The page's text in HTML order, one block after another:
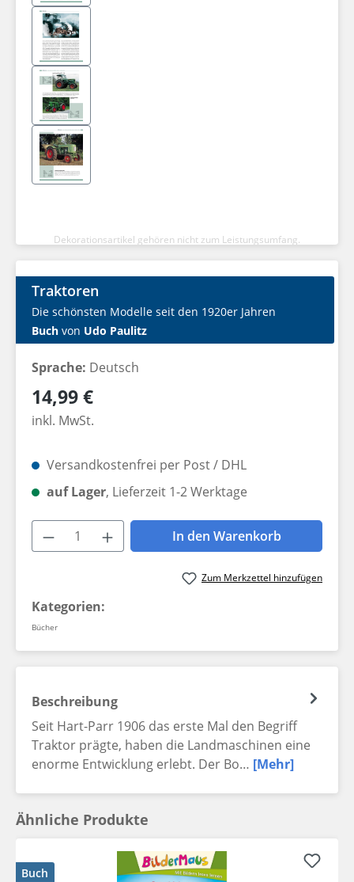
Dekorationsartikel gehören nicht zum Leistungsumfang.
Traktoren
Die schönsten Modelle seit den 1920er Jahren
Buch von Udo Paulitz
Sprache: Deutsch
Regulärer Preis:
14,99 €
inkl. MwSt.
Versandkostenfrei per Post / DHL
auf Lager, Lieferzeit 1-2 Werktage
Produkt Anzahl: Gib den
In den Warenkorb
Zum Merkzettel hinzufügen
Kategorien:
Bücher
Beschreibung
Seit Hart-Parr 1906 das erste Mal den Begriff
Traktor prägte, haben die Landmaschinen eine
enorme Entwicklung erlebt. Der Bo… [Mehr]
Ähnliche Produkte
Buch